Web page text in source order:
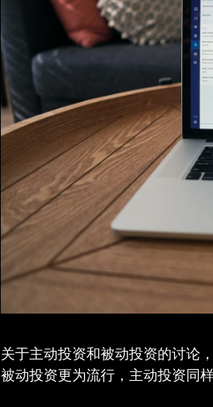
关于主动投资和被动投资的讨论
被动投资更为流行，主动投资同